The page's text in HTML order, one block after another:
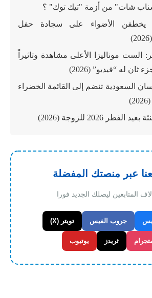
شات" من أزمة "تيك توك" ؟
يخطفن الأضواء على سجادة حفل
موناليزا الأعلى مشاهدة وتاثيراً
له “فيديو” (2026)
السعودية تنضم إلى القائمة الخضراء
2026 للزوجة (2026)
عبر منصتك المفضلة
المتابعين ليصلك الجديد فورا
جروب الفيس تويتر (X)
ثريدز يوتيوب